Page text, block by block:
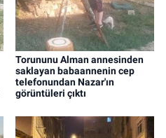
Torununu Alman annesinden
saklayan babaannenin cep
telefonundan Nazar'ın
görüntüleri çıktı